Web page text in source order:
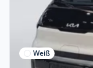
Weiß